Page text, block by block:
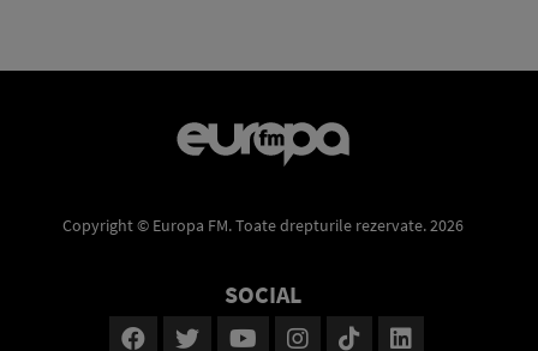
Copyright © Europa FM. Toate drepturile rezervate. 2026
SOCIAL